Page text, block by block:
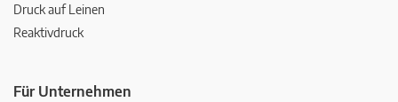
Druck auf Leinen
Reaktivdruck
Für Unternehmen